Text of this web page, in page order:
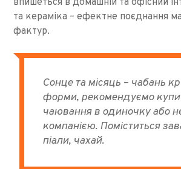
та кераміка – ефектне поєднання
фактур.
Сонце та місяць – чабань
форми, рекомендуємо
чаювання в одиночку або
компанією. Поміститься
піали, чахай.